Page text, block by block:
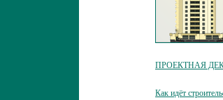
ПРОЕКТНАЯ
Как идёт